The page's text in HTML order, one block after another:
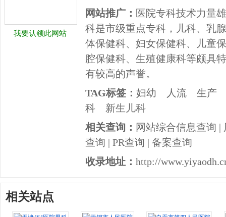
我要认领此网站
网站推广： 医院专科技术力量
科是市级重点专科，儿科、乳
体保健科、妇女保健科、儿童
腔保健科、生殖健康科等颇具
有较高的声誉。
TAG标签： 妇幼 人流
生产
科
新生儿科
相关查询： 网站综合信息查询 |
查询 | PR查询 | 备案查询
收录地址： http://
相关站点